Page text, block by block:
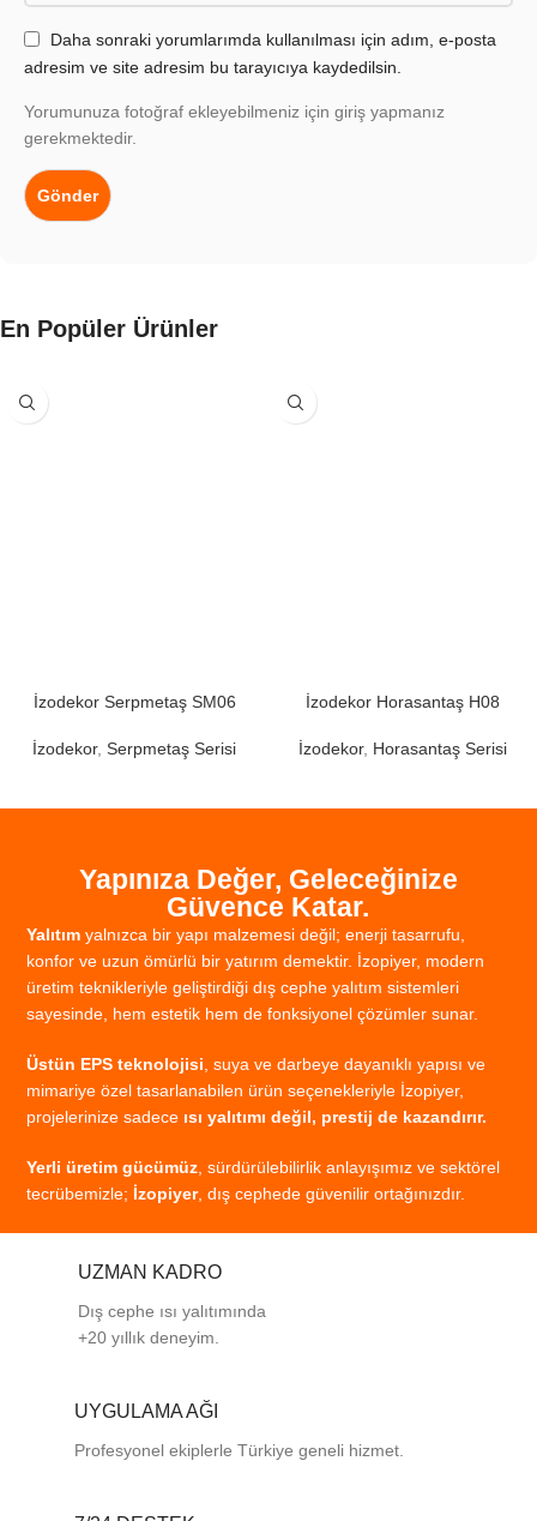
Daha sonraki yorumlarımda kullanılması için adım, e-posta
adresim ve site adresim bu tarayıcıya kaydedilsin.
Yorumunuza fotoğraf ekleyebilmeniz için giriş yapmanız
gerekmektedir.
En Popüler Ürünler
İzodekor Serpmetaş SM06
İzodekor, Serpmetaş Serisi
İzodekor Horasantaş H08
İzodekor, Horasantaş Serisi
Yapınıza Değer, Geleceğinize
Güvence Katar.
Yalıtım yalnızca bir yapı malzemesi değil; enerji tasarrufu,
konfor ve uzun ömürlü bir yatırım demektir. İzopiyer, modern
üretim teknikleriyle geliştirdiği dış cephe yalıtım sistemleri
sayesinde, hem estetik hem de fonksiyonel çözümler sunar.
Üstün EPS teknolojisi suya ve darbeye dayanıklı yapısı ve
mimariye özel tasarlanabilen ürün seçenekleriyle İzopiyer,
projelerinize sadece ısı yalıtımı değil, prestij de kazandırır.
Yerli üretim gücümüz sürdürülebilirlik anlayışımız ve sektörel
tecrübemizle; İzopiyer, dış cephede güvenilir ortağınızdır.
UZMAN KADRO
Dış cephe ısı yalıtımında
+20 yıllık deneyim.
UYGULAMA AĞI
Profesyonel ekiplerle Türkiye geneli hizmet.